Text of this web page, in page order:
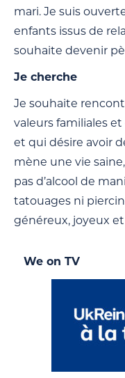
mari. Je suis
enfants issus de
souhaite devenir
Je cherche
Je souhaite
valeurs familiales
et qui désire avoir
mène une vie
pas d’alcool de
tatouages ni
généreux, joyeux
We on TV